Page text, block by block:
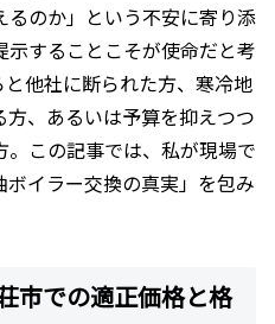
のか」という不安に寄り添
することこそが使命だと考
他社に断られた方、寒冷地
、あるいは予算を抑えつつ
この記事では、私が現場で
イラー交換の真実」を包み
市での適正価格と格